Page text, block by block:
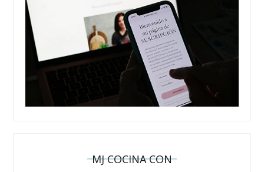
MJ COCINA CON